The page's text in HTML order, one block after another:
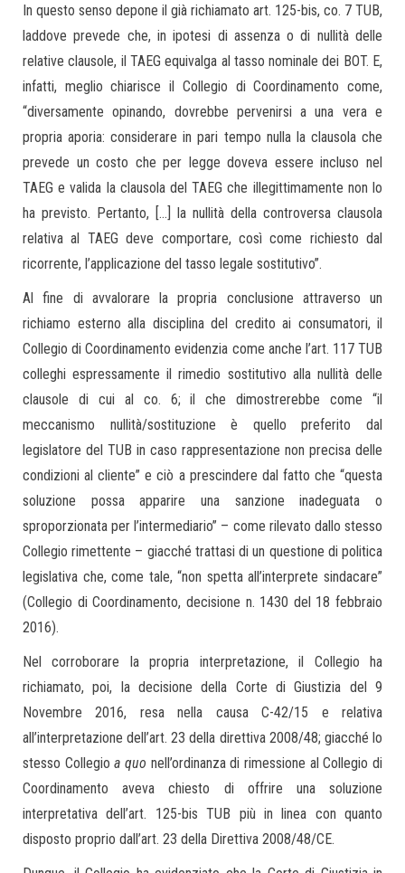
In questo senso depone il già richiamato art. 125-bis, co. 7 TUB,
laddove prevede che, in ipotesi di assenza o di nullità delle
relative clausole, il TAEG equivalga al tasso nominale dei BOT. E,
infatti, meglio chiarisce il Collegio di Coordinamento come,
“diversamente opinando, dovrebbe pervenirsi a una vera e
propria aporia: considerare in pari tempo nulla la clausola che
prevede un costo che per legge doveva essere incluso nel
TAEG e valida la clausola del TAEG che illegittimamente non lo
ha previsto. Pertanto, […] la nullità della controversa clausola
relativa al TAEG deve comportare, così come richiesto dal
ricorrente, l’applicazione del tasso legale sostitutivo”.
Al fine di avvalorare la propria conclusione attraverso un
richiamo esterno alla disciplina del credito ai consumatori, il
Collegio di Coordinamento evidenzia come anche l’art. 117 TUB
colleghi espressamente il rimedio sostitutivo alla nullità delle
clausole di cui al co. 6; il che dimostrerebbe come “il
meccanismo nullità/sostituzione è quello preferito dal
legislatore del TUB in caso rappresentazione non precisa delle
condizioni al cliente” e ciò a prescindere dal fatto che “questa
soluzione possa apparire una sanzione inadeguata o
sproporzionata per l’intermediario” – come rilevato dallo stesso
Collegio rimettente – giacché trattasi di un questione di politica
legislativa che, come tale, “non spetta all’interprete sindacare”
(Collegio di Coordinamento, decisione n. 1430 del 18 febbraio
2016).
Nel corroborare la propria interpretazione, il Collegio ha
richiamato, poi, la decisione della Corte di Giustizia del 9
Novembre 2016, resa nella causa C-42/15 e relativa
all’interpretazione dell’art. 23 della direttiva 2008/48; giacché lo
stesso Collegioa quo nell’ordinanza di rimessione al Collegio di
Coordinamento aveva chiesto di offrire una soluzione
interpretativa dell’art. 125-bis TUB più in linea con quanto
disposto proprio dall’art. 23 della Direttiva 2008/48/CE.